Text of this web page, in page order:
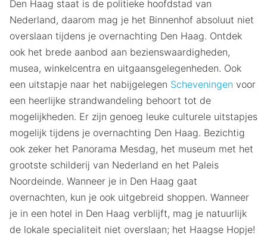
Den Haag staat is de politieke hoofdstad van
Nederland, daarom mag je het Binnenhof absoluut niet
overslaan tijdens je overnachting Den Haag. Ontdek
ook het brede aanbod aan bezienswaardigheden,
musea, winkelcentra en uitgaansgelegenheden. Ook
een uitstapje naar het nabijgelegen Scheveningen voor
een heerlijke strandwandeling behoort tot de
mogelijkheden. Er zijn genoeg leuke culturele uitstapjes
mogelijk tijdens je overnachting Den Haag. Bezichtig
ook zeker het Panorama Mesdag, het museum met het
grootste schilderij van Nederland en het Paleis
Noordeinde. Wanneer je in Den Haag gaat
overnachten, kun je ook uitgebreid shoppen. Wanneer
je in een hotel in Den Haag verblijft, mag je natuurlijk
de lokale specialiteit niet overslaan; het Haagse Hopje!